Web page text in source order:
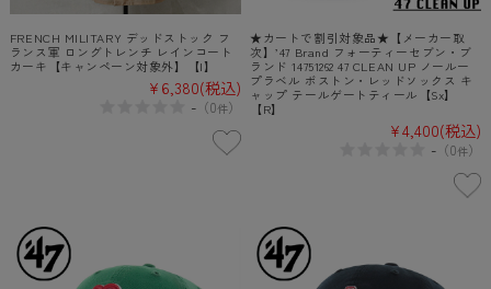
FRENCH MILITARY デッドストック フ
ランス軍 ロングトレンチ レインコート
カーキ【キャンペーン対象外】【I】
¥6,380(税込)
-（0件）
★カートで割引対象品★【メーカー取
次】’47 Brand フォーティーセブン・ブ
ランド 14751262 47 CLEAN UP ノールー
プラベル ボストン・レッドソックス キ
ャップ テールゲートティール【Sx】
【R】
¥4,400(税込)
- （0件）